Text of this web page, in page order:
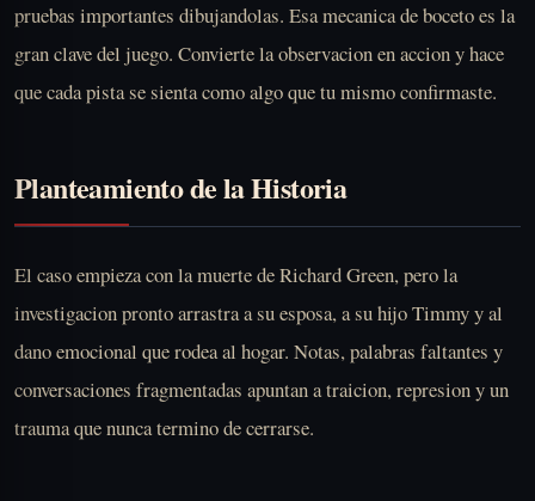
pruebas importantes dibujandolas. Esa mecanica de boceto es la
gran clave del juego. Convierte la observacion en accion y hace
que cada pista se sienta como algo que tu mismo confirmaste.
Planteamiento de la Historia
El caso empieza con la muerte de Richard Green, pero la
investigacion pronto arrastra a su esposa, a su hijo Timmy y al
dano emocional que rodea al hogar. Notas, palabras faltantes y
conversaciones fragmentadas apuntan a traicion, represion y un
trauma que nunca termino de cerrarse.